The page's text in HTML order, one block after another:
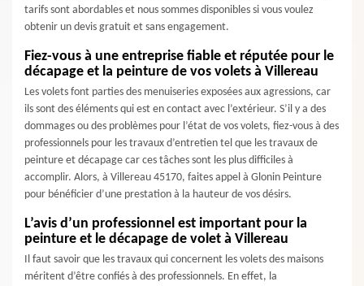
tarifs sont abordables et nous sommes disponibles si vous voulez
obtenir un devis gratuit et sans engagement.
Fiez-vous à une entreprise fiable et réputée pour le
décapage et la peinture de vos volets à Villereau
Les volets font parties des menuiseries exposées aux agressions, car
ils sont des éléments qui est en contact avec l’extérieur. S’il y a des
dommages ou des problèmes pour l’état de vos volets, fiez-vous à des
professionnels pour les travaux d’entretien tel que les travaux de
peinture et décapage car ces tâches sont les plus difficiles à
accomplir. Alors, à Villereau 45170, faites appel à Glonin Peinture
pour bénéficier d’une prestation à la hauteur de vos désirs.
L’avis d’un professionnel est important pour la
peinture et le décapage de volet à Villereau
Il faut savoir que les travaux qui concernent les volets des maisons
méritent d’être confiés à des professionnels. En effet, la